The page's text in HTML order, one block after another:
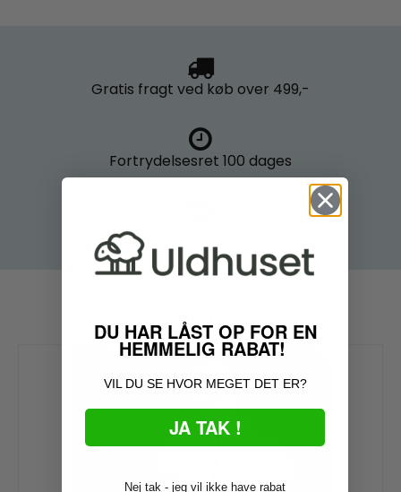
Gratis fragt ved køb over 499,-
Fortrydelsesret 100 dages
Hurtig levering
Relaterede produkter
DU HAR LÅST OP FOR EN
HEMMELIG RABAT!
VIL DU SE HVOR MEGET DET ER?
JA TAK !
Nej tak - jeg vil ikke have rabat